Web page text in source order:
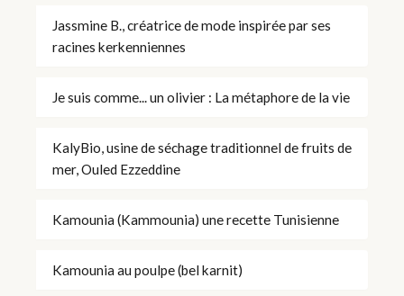
Jassmine B., créatrice de mode inspirée par ses
racines kerkenniennes
Je suis comme... un olivier : La métaphore de la vie
KalyBio, usine de séchage traditionnel de fruits de
mer, Ouled Ezzeddine
Kamounia (Kammounia) une recette Tunisienne
Kamounia au poulpe (bel karnit)